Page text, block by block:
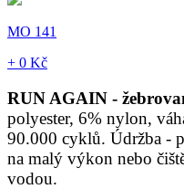
MO 141
+ 0 Kč
RUN AGAIN -
polyester, 6% nylon,
90.000 cyklů. Údržba -
na malý výkon nebo
vodou.